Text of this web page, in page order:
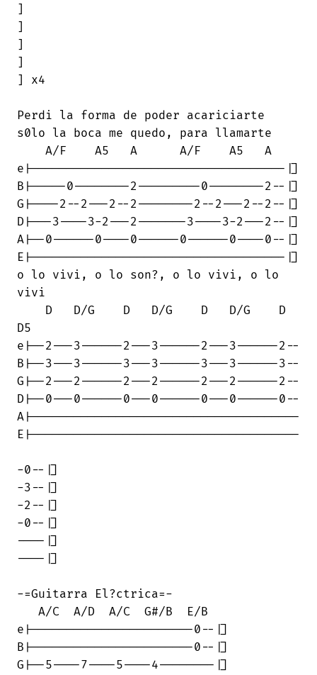
]
]
]
]
] x4
Perdi la forma de poder acariciarte
s0lo la boca me quedo, para llamarte
    A/F    A5   A      A/F    A5   A
e|------------------------------------|]
B|-----0--------2---------0--------2--|]
G|----2--2---2--2--------2--2---2--2--|]
D|---3----3-2---2-------3----3-2---2--|]
A|--0------0----0------0------0----0--|]
E|------------------------------------|]
o lo vivi, o lo son?, o lo vivi, o lo
vivi
    D   D/G    D   D/G    D   D/G    D
D5
e|--2---3------2---3------2---3------2--
B|--3---3------3---3------3---3------3--
G|--2---2------2---2------2---2------2--
D|--0---0------0---0------0---0------0--
A|--------------------------------------
E|--------------------------------------
-0--|]
-3--|]
-2--|]
-0--|]
----|]
----|]
-=Guitarra El?ctrica=-
   A/C  A/D  A/C  G#/B  E/B
e|-----------------------0--|]
B|-----------------------0--|]
G|--5----7----5----4--------|]